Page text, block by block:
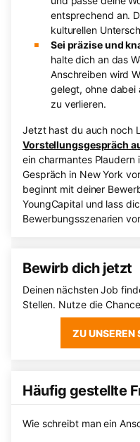
entsprechend an.
kulturellen
Sei präzise und
halte dich an das
Anschreiben wird
gelegt, ohne dabei
zu verlieren.
Jetzt hast du auch noch
Vorstellungsgespräch
ein charmantes Plaudern
Gespräch in New York
beginnt mit deiner
YoungCapital und lass
Bewerbungsszenarien
Bewirb dich jetzt
Deinen nächsten Job
Stellen. Nutze die
ZU UNSEREN
Häufig gestellte
Wie schreibt man ein